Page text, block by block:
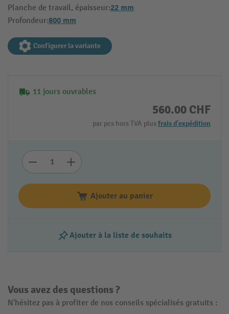
Planche de travail, épaisseur:22 mm
Profondeur:800 mm
Configurer la variante
11 jours ouvrables
560.00 CHF
par pcs hors TVA plus frais d'expédition
Ajouter au panier
Ajouter à la liste de souhaits
Vous avez des questions ?
N'hésitez pas à profiter de nos conseils spécialisés gratuits :